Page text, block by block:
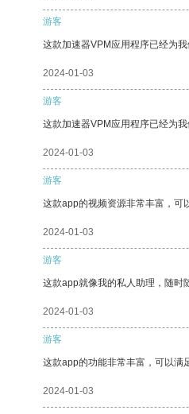
游客
这款加速器VPM应用程序已经为
2024-01-03
游客
这款加速器VPM应用程序已经为
2024-01-03
游客
这款app的视频资源非常丰富，可
2024-01-03
游客
这款app就像我的私人助理，随时
2024-01-03
游客
这款app的功能非常丰富，可以满
2024-01-03